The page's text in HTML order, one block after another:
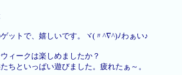
ットで、嬉しいです。ヾ(〃^∇^)ﾉわぁい♪
ィークは楽しめましたか？
ちといっぱい遊びました。疲れたぁ～。